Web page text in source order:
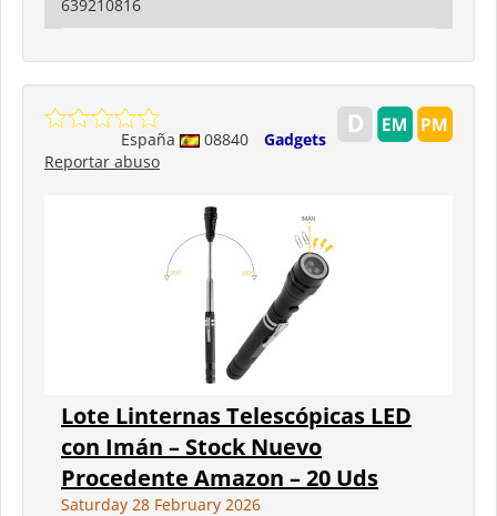
639210816
España 08840
Gadgets
Reportar abuso
Lote Linternas Telescópicas LED
con Imán – Stock Nuevo
Procedente Amazon – 20 Uds
Saturday 28 February 2026